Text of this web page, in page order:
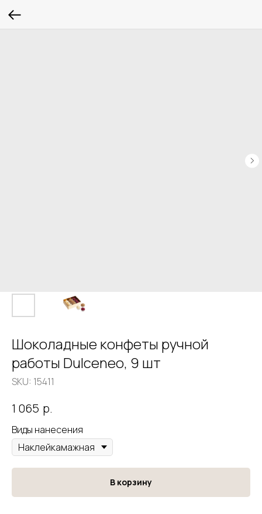
Шоколадные конфеты ручной
работы Dulceneo, 9 шт
SKU: 15411
1 065 р.
Виды нанесения
В корзину